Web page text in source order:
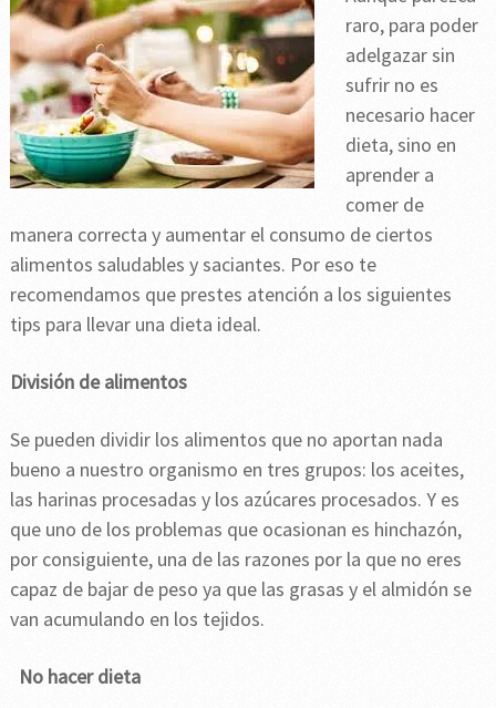
raro, para poder
adelgazar sin
sufrir no es
necesario hacer
dieta, sino en
aprender a
comer de
manera correcta y aumentar el consumo de ciertos
alimentos saludables y saciantes. Por eso te
recomendamos que prestes atención a los siguientes
tips para llevar una dieta ideal.
División de alimentos
Se pueden dividir los alimentos que no aportan nada
bueno a nuestro organismo en tres grupos: los aceites,
las harinas procesadas y los azúcares procesados. Y es
que uno de los problemas que ocasionan es hinchazón,
por consiguiente, una de las razones por la que no eres
capaz de bajar de peso ya que las grasas y el almidón se
van acumulando en los tejidos.
No hacer dieta